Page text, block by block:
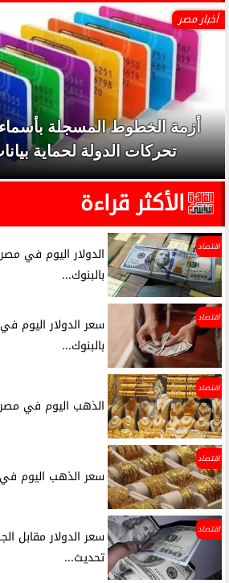
أخبار مصر
أزمة الخطوط المسجلة
تحركات الدولة لحماية
الأكثر قراءة
اقتصاد
الدولار اليوم في
بالبنوك...
اقتصاد
سعر الدولار اليوم
بالبنوك...
اقتصاد
الذهب اليوم في مصر..
اقتصاد
سعر الذهب اليوم
اقتصاد
سعر الدولار مقابل
تحديث...